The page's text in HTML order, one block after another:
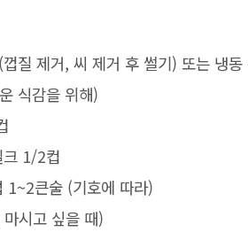
(껍질 제거, 씨 제거 후 썰기) 또는 냉
식감을 위해)
1/2컵
1~2큰술 (기호에 따라)
시고 싶을 때)